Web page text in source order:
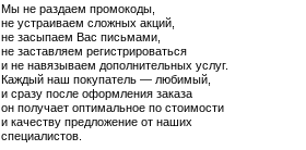
Мы не раздаем промокоды,
не устраиваем сложных акций,
не засыпаем Вас письмами,
не заставляем регистрироваться
и не навязываем дополнительных услуг.
Каждый наш покупатель — любимый,
и сразу после оформления заказа
он получает оптимальное по стоимости
и качеству предложение от наших
специалистов.